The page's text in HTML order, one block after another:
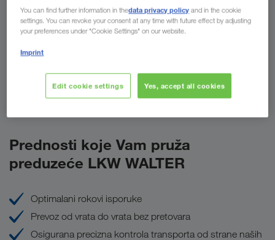
Za
Pošaljite nam sada Vaš upit
Prednosti koje Vam pruža
preduzeće LKW WALTER
Optimalani rokovi isporuke
Prevoz od vrata do vrata bez pretovara
Osigurana precizna kontrola transporta od strane naših
You can find further information in thedata privacy policy and in the cookie
settings. You can revoke your consent at any time with future effect by adjusting
your preferences under "Cookie Settings" on our website.
Imprint
Edit cookie settings Yes, accept all cookies